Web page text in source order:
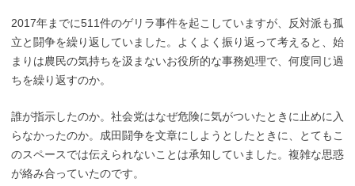
2017年までに511件のゲリラ事件を起こしていますが、反対派も孤
立と闘争を繰り返していました。よくよく振り返って考えると、始
まりは農民の気持ちを汲まないお役所的な事務処理で、何度同じ過
ちを繰り返すのか。
誰が指示したのか。社会党はなぜ危険に気がついたときに止めに入
らなかったのか。成田闘争を文章にしようとしたときに、とてもこ
のスペースでは伝えられないことは承知していました。複雑な思惑
が絡み合っていたのです。